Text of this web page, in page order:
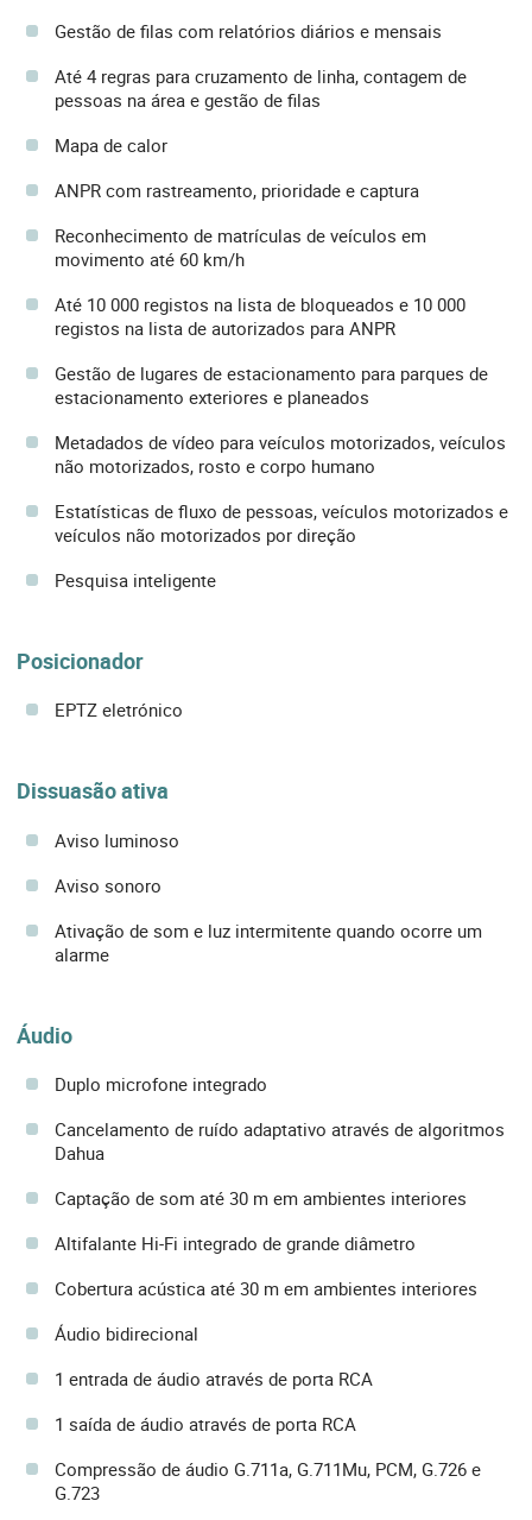
Gestão de filas com relatórios diários e mensais
Até 4 regras para cruzamento de linha, contagem de
pessoas na área e gestão de filas
Mapa de calor
ANPR com rastreamento, prioridade e captura
Reconhecimento de matrículas de veículos em
movimento até 60 km/h
Até 10 000 registos na lista de bloqueados e 10 000
registos na lista de autorizados para ANPR
Gestão de lugares de estacionamento para parques de
estacionamento exteriores e planeados
Metadados de vídeo para veículos motorizados, veículos
não motorizados, rosto e corpo humano
Estatísticas de fluxo de pessoas, veículos motorizados e
veículos não motorizados por direção
Pesquisa inteligente
Posicionador
EPTZ eletrónico
Dissuasão ativa
Aviso luminoso
Aviso sonoro
Ativação de som e luz intermitente quando ocorre um
alarme
Áudio
Duplo microfone integrado
Cancelamento de ruído adaptativo através de algoritmos
Dahua
Captação de som até 30 m em ambientes interiores
Altifalante Hi-Fi integrado de grande diâmetro
Cobertura acústica até 30 m em ambientes interiores
Áudio bidirecional
1 entrada de áudio através de porta RCA
1 saída de áudio através de porta RCA
Compressão de áudio G.711a, G.711Mu, PCM, G.726 e
G.723